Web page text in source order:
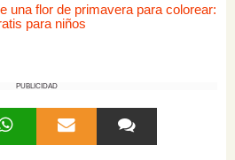
una flor de primavera para colorear:
para niños
PUBLICIDAD